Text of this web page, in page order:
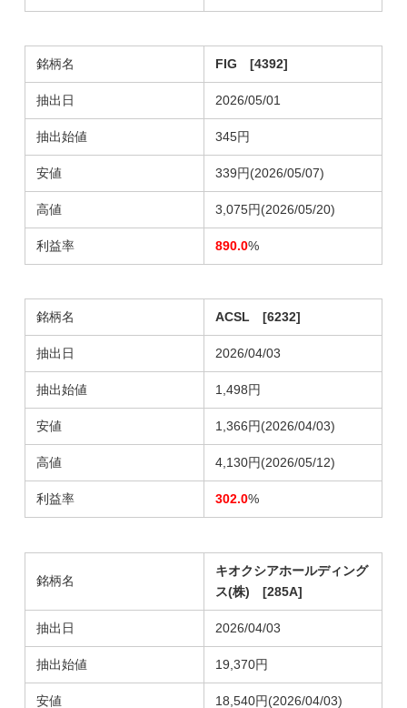
銘柄名 FIG [4392]
抽出日 2026/05/01
抽出始値 345円
安値 339円(2026/05/07)
高値 3,075円(2026/05/20)
利益率 890.0%
銘柄名 ACSL [6232]
抽出日 2026/04/03
抽出始値 1,498円
安値 1,366円(2026/04/03)
高値 4,130円(2026/05/12)
利益率 302.0%
銘柄名
キオクシアホールディング
ス(株) [285A]
抽出日 2026/04/03
抽出始値 19,370円
安値 18,540円 (2026/04/03)